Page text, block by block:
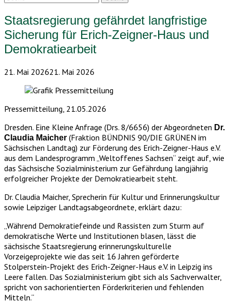
Staatsregierung gefährdet langfristige
Sicherung für Erich-Zeigner-Haus und
Demokratiearbeit
21. Mai 202621. Mai 2026
Pressemitteilung, 21.05.2026
Dresden. Eine Kleine Anfrage (Drs. 8/6656) der Abgeordneten Dr.
Claudia Maicher (Fraktion BÜNDNIS 90/DIE GRÜNEN im
Sächsischen Landtag) zur Förderung des Erich-Zeigner-Haus e.V.
aus dem Landesprogramm „Weltoffenes Sachsen“ zeigt auf, wie
das Sächsische Sozialministerium zur Gefährdung langjährig
erfolgreicher Projekte der Demokratiearbeit steht.
Dr. Claudia Maicher, Sprecherin für Kultur und Erinnerungskultur
sowie Leipziger Landtagsabgeordnete, erklärt dazu:
„Während Demokratiefeinde und Rassisten zum Sturm auf
demokratische Werte und Institutionen blasen, lässt die
sächsische Staatsregierung erinnerungskulturelle
Vorzeigeprojekte wie das seit 16 Jahren geförderte
Stolperstein-Projekt des Erich-Zeigner-Haus e.V. in Leipzig ins
Leere fallen. Das Sozialministerium gibt sich als Sachverwalter,
spricht von sachorientierten Förderkriterien und fehlenden
Mitteln.“